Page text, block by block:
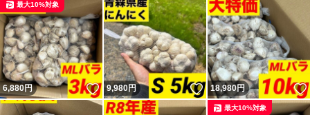
6,880円 いいね！
最大10%対象
9,980円 いいね！
18,980円
最大10%対象